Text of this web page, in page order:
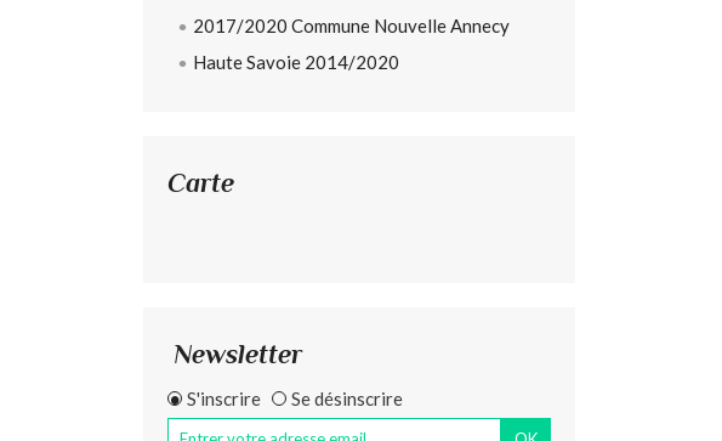
2017/2020 Commune Nouvelle Annecy
Haute Savoie 2014/2020
Carte
Newsletter
S'inscrire Se désinscrire